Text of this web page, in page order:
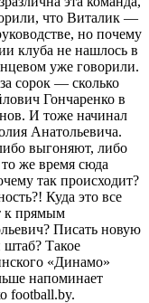
что Виталик —
но почему
клуба не нашлось в
уже говорили.
сорок — сколько
Гончаренко в
И тоже начинал
Анатольевича.
выгоняют, либо
же время сюда
так происходит?
Куда это все
к прямым
Писать новую
Такое
«Динамо»
напоминает
football.by.